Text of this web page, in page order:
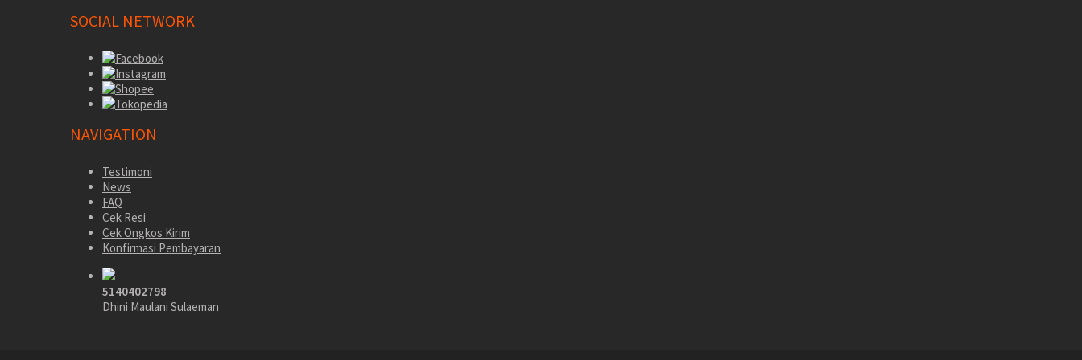
SOCIAL NETWORK
NAVIGATION
Testimoni
News
FAQ
Cek Resi
Cek Ongkos Kirim
Konfirmasi Pembayaran
5140402798
Dhini Maulani Sulaeman